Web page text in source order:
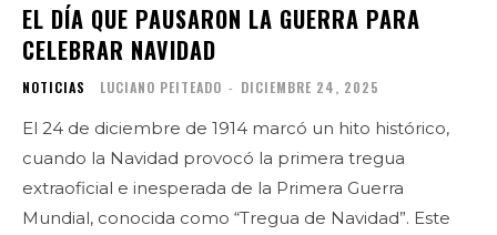
EL DÍA QUE PAUSARON LA GUERRA PARA
CELEBRAR NAVIDAD
NOTICIAS LUCIANO PEITEADO - DICIEMBRE 24, 2025
El 24 de diciembre de 1914 marcó un hito histórico,
cuando la Navidad provocó la primera tregua
extraoficial e inesperada de la Primera Guerra
Mundial, conocida como “Tregua de Navidad”. Este